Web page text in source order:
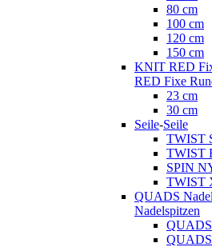
80 cm
100 cm
120 cm
150 cm
KNIT RED
RED Fixe
23 cm
30 cm
Seile-Seile
TWIST
TWIST
SPIN
TWIST
QUADS
Nadelspitzen
QUADS